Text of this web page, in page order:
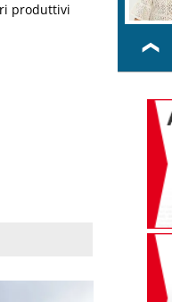
produttivi
❮